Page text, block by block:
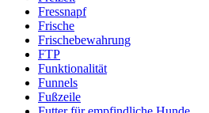
Fressnapf
Frische
Frischebewahrung
FTP
Funktionalität
Funnels
Fußzeile